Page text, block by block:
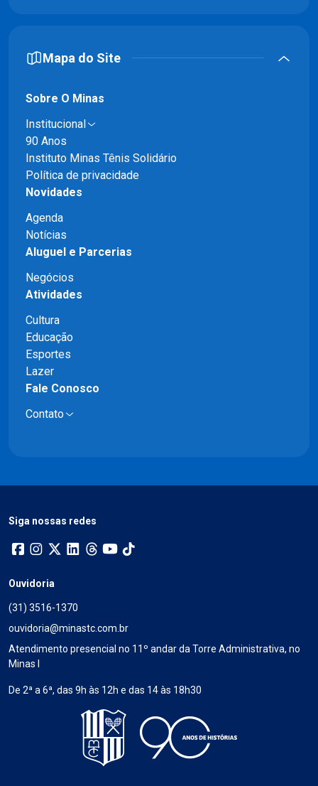
Mapa do Site
Sobre O Minas
Institucional
90 Anos
Instituto Minas Tênis Solidário
Política de privacidade
Novidades
Agenda
Notícias
Aluguel e Parcerias
Negócios
Atividades
Cultura
Educação
Esportes
Lazer
Fale Conosco
Contato
Siga nossas redes
Ouvidoria
(31) 3516-1370
ouvidoria@minastc.com.br
Atendimento presencial no 11º andar da Torre Administrativa, no
Minas I
De 2ª a 6ª, das 9h às 12h e das 14 às 18h30